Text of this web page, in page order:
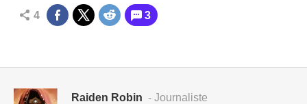
4 3
Raiden Robin - Journaliste